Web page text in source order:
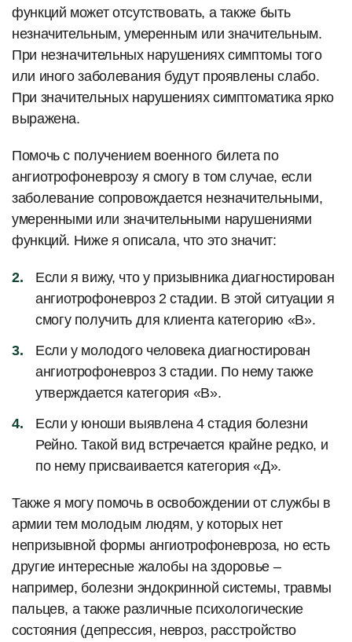
функций может отсутствовать, а также быть
незначительным, умеренным или значительным.
При незначительных нарушениях симптомы того
или иного заболевания будут проявлены слабо.
При значительных нарушениях симптоматика ярко
выражена.
Помочь с получением военного билета по
ангиотрофоневрозу я смогу в том случае, если
заболевание сопровождается незначительными,
умеренными или значительными нарушениями
функций. Ниже я описала, что это значит:
Если я вижу, что у призывника диагностирован
ангиотрофоневроз 2 стадии. В этой ситуации я
смогу получить для клиента категорию «В».
Если у молодого человека диагностирован
ангиотрофоневроз 3 стадии. По нему также
утверждается категория «В».
Если у юноши выявлена 4 стадия болезни
Рейно. Такой вид встречается крайне редко, и
по нему присваивается категория «Д».
Также я могу помочь в освобождении от службы в
армии тем молодым людям, у которых нет
непризывной формы ангиотрофоневроза, но есть
другие интересные жалобы на здоровье –
например, болезни эндокринной системы, травмы
пальцев, а также различные психологические
состояния (депрессия, невроз, расстройство